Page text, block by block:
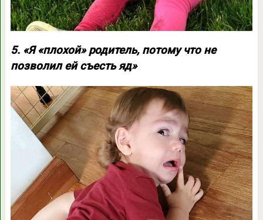
5. «Я «плохой» родитель, потому что не
позволил ей съесть яд»